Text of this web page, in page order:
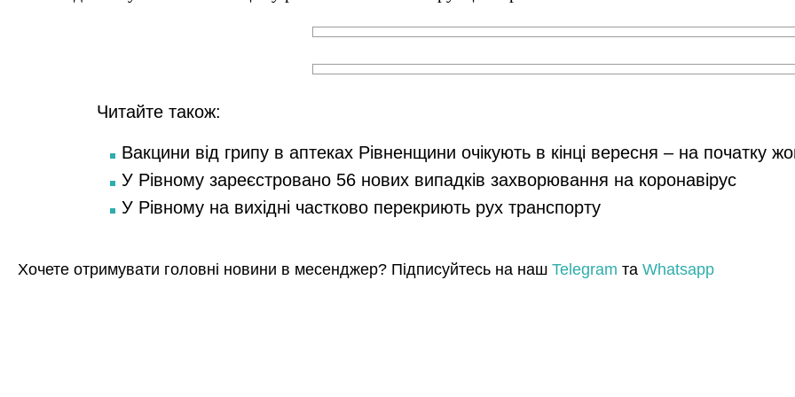
Читайте також:
Вакцини від грипу в аптеках Рівненщини очікують в кінці вересня – на початку
У Рівному зареєстровано 56 нових випадків захворювання на коронавірус
У Рівному на вихідні частково перекриють рух транспорту
Хочете отримувати головні новини в месенджер? Підписуйтесь на наш Telegram та Whatsapp